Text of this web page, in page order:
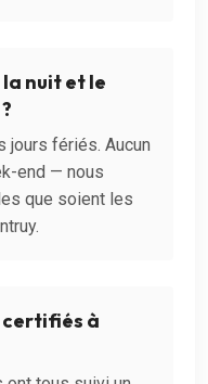
nuit et le
jours fériés. Aucun
end — nous
que soient les
certifiés à